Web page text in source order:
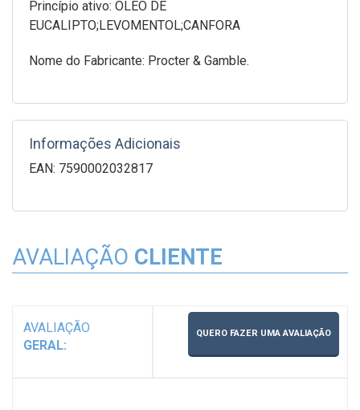
Princípio ativo: OLEO DE
EUCALIPTO;LEVOMENTOL;CANFORA
Nome do Fabricante: Procter & Gamble.
Informações Adicionais
EAN: 7590002032817
AVALIAÇÃO CLIENTE
AVALIAÇÃO
GERAL:
QUERO FAZER UMA AVALIAÇÃO